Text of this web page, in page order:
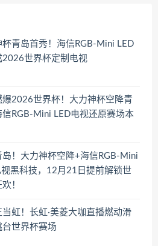
杯青岛首秀！海信RGB-Mini LED
2026世界杯定制电视
爆2026世界杯！大力神杯空降青
信RGB-Mini LED电视还原赛场本
岛！大力神杯空降+海信RGB-Mini
视黑科技，12月21日提前解锁世
！
当虹！长虹·美菱大咖直播燃动滑
台世界杯赛场